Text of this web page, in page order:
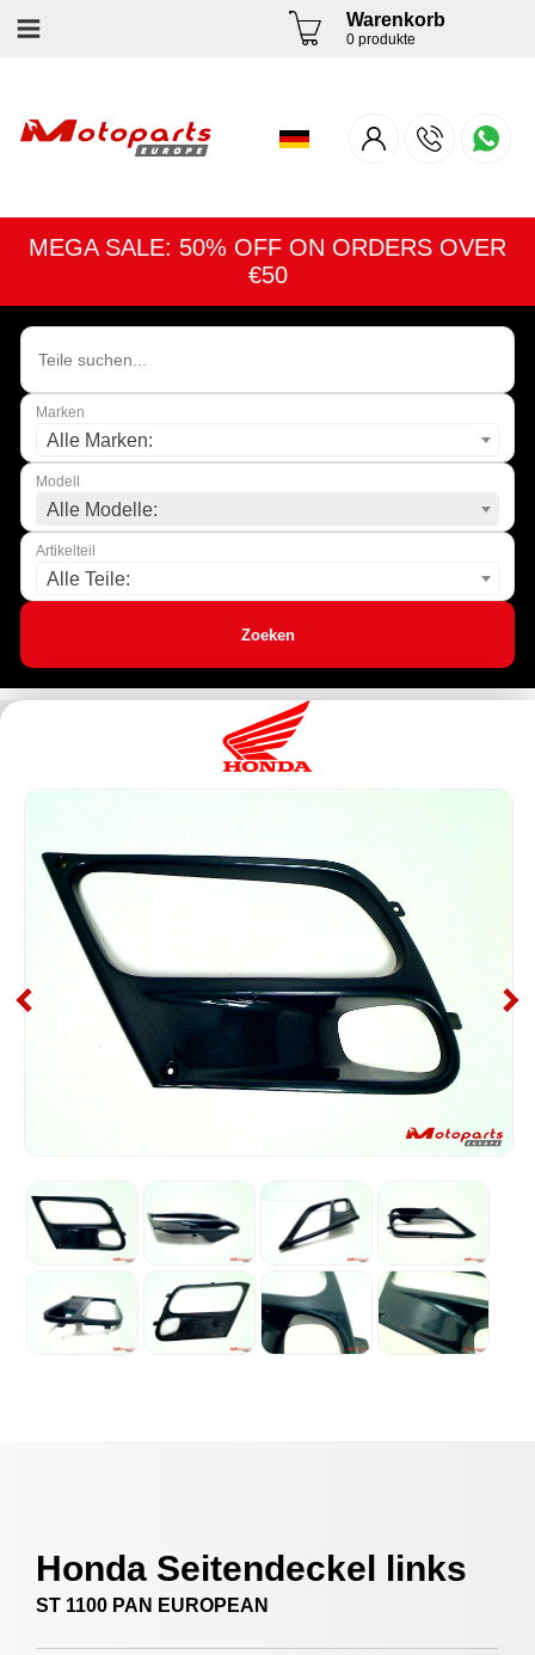
Warenkorb
0 produkte
MEGA SALE: 50% OFF ON ORDERS OVER
€50
Marken
Alle Marken:
Modell
Alle Modelle:
Artikelteil
Alle Teile:
Zoeken
Honda Seitendeckel links
ST 1100 PAN EUROPEAN